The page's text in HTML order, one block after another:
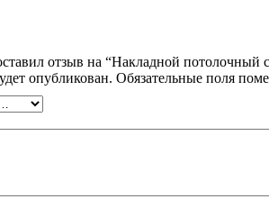
отзыв на “Накладной потолочный
опубликован. Обязательные поля